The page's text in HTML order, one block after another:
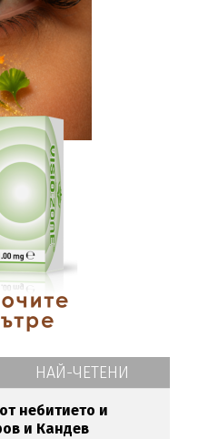
НАЙ-ЧЕТЕНИ
небитието и
и Кандев